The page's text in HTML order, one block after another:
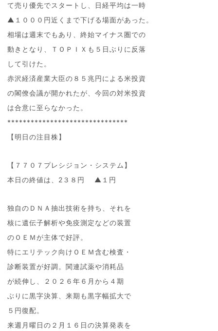
て売り優先でスタートし、日経平均は一時
▲１０００円近くまで下げる場面があった。
相場は週末でもあり、終始マイナス圏での
動きとなり、ＴＯＰＩＸも５日ぶりに反落
して引けた。
赤沢経済産業大臣の８５兆円による米投資
の閣僚会議が開かれたが、今回の対米投資
は合意に至らなかった。
*******************************
【明日の注目株】
【７７０７プレシジョン・システム】
本日の終値は、2３８円 ▲１円
独自のＤＮＡ抽出技術を持ち、それを
核に遺伝子解析や免疫測定などの装置
のＯＥＭが主体で好評。
特にエリテック向けＯＥＭ含む検査・
診断装置が好調。関連試薬や消耗品
が続伸し、２０２６年６月から４期
ぶりに黒字決算、来期も黒字幅拡大で
５円復配。
来週月曜日の２月１６日の決算発表を